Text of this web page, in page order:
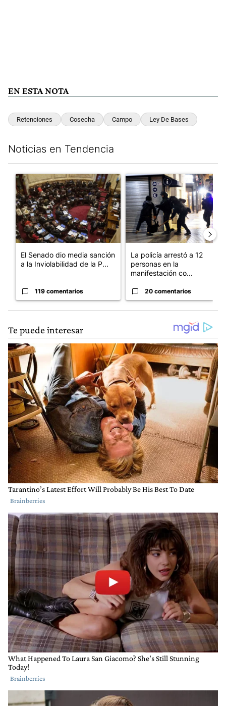
EN ESTA NOTA
Retenciones Cosecha Campo Ley De Bases
Noticias en Tendencia
Un artículo de tendencia con el título "El Senado dio media
El Senado dio media sanción
a la Inviolabilidad de la P...
119 comentarios
Un artículo de tendencia con
La policía arrestó a 12
personas en la
manifestación co...
20 comentarios